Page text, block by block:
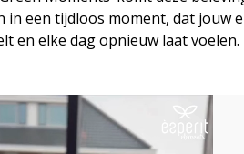
een tijdloos moment, dat jouw
en elke dag opnieuw laat voelen.